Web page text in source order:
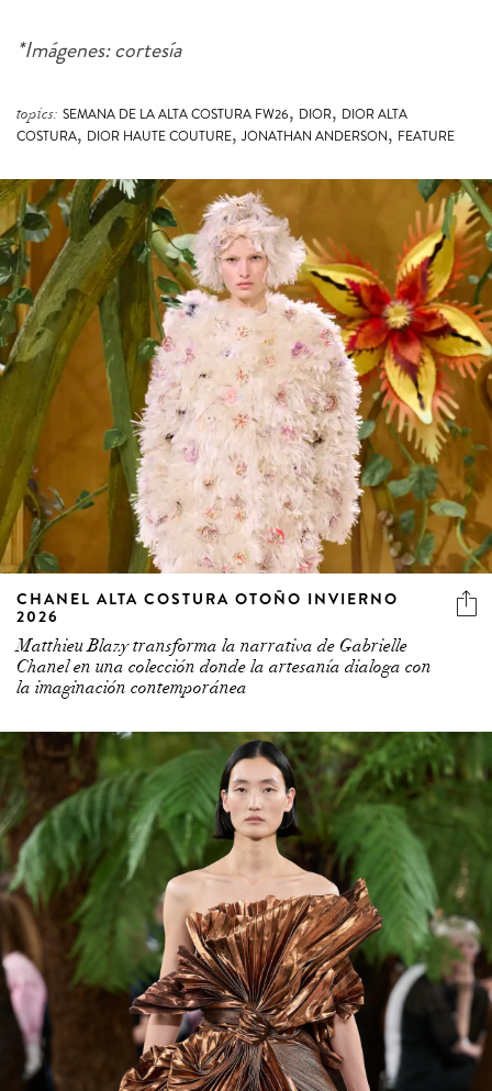
*Imágenes: cortesía
topics: SEMANA DE LA ALTA COSTURA FW26, DIOR, DIOR ALTA
COSTURA, DIOR HAUTE COUTURE, JONATHAN ANDERSON, FEATURE
CHANEL ALTA COSTURA OTOÑO INVIERNO
2026
Matthieu Blazy transforma la narrativa de Gabrielle
Chanel en una colección donde la artesanía dialoga con
la imaginación contemporánea